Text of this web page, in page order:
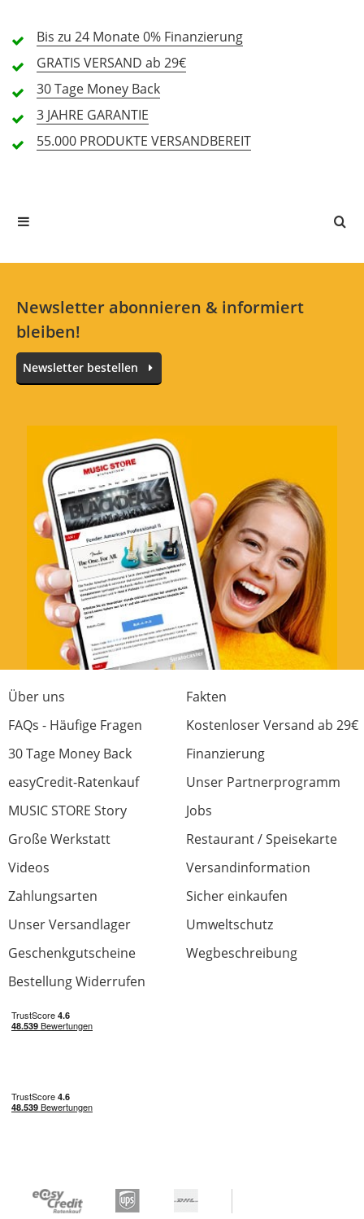
2 Sterne
1 Sterne
Alle Sprachen
Bewertung von:WolleM_ausDam21.12.20
Natürlich. Juristisch ist das alles ok. Aber
warum werden bei einem Schlagzeug, bei
dem die Becken nicht zugehören, diese
Becken abgebildet und diese Tatsache nur
irgendwo im Fliesstext und noch "mehr
300 Euro für Becken und Ständer bezahlen.
DAS war mein letzter Einkauf beim
Musicstore. Andere Anbieter haben auch
gute Ware. Ihr könnt mein Kundenkonto
löschen...
2 von 41 fanden diese Rezension hilfreich
War diese Rezension hilfreich?
Bis zu 24 Monate0% Finanzierung
GRATIS VERSAND ab 29€
30 Tage Money Back
3 JAHRE GARANTIE
55.000 PRODUKTE VERSANDBEREIT
Newsletter abonnieren & informiert
bleiben!
Newsletter bestellen
Über uns
Fakten
FAQs - Häufige Fragen
Kostenloser Versand ab 29€
30 Tage Money Back
Finanzierung
easyCredit-Ratenkauf
Unser Partnerprogramm
MUSIC STORE Story
Jobs
Große Werkstatt
Restaurant / Speisekarte
Videos
Versandinformation
Zahlungsarten
Sicher einkaufen
Unser Versandlager
Umweltschutz
Geschenkgutscheine
Wegbeschreibung
Bestellung Widerrufen